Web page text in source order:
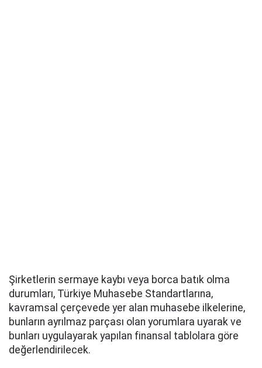
Şirketlerin sermaye kaybı veya borca batık olma
durumları, Türkiye Muhasebe Standartlarına,
kavramsal çerçevede yer alan muhasebe ilkelerine,
bunların ayrılmaz parçası olan yorumlara uyarak ve
bunları uygulayarak yapılan finansal tablolara göre
değerlendirilecek.